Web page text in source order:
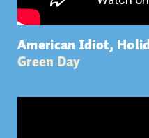
American Idiot,
Green Day